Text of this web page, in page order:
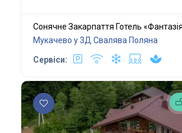
Сонячне Закарпаття Готель
Мукачево у 3Д Свалява Поляна
Сервіси: